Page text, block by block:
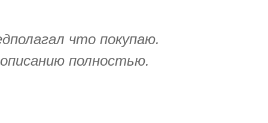
что покупаю.
полностью.